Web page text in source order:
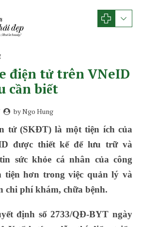
điện tử trên VNeID
cần biết
by Ngo Hung
tử (SKĐT) là một tiện ích của
được thiết kế để lưu trữ và
sức khỏe cá nhân của công
tiện hơn trong việc quản lý và
chi phí khám, chữa bệnh.
định số 2733/QĐ-BYT ngày